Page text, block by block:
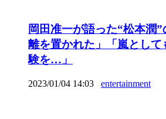
岡田准一が語った“松本潤
離を置かれた」「嵐として
験を…」
2023/01/04 14:03 entertainment